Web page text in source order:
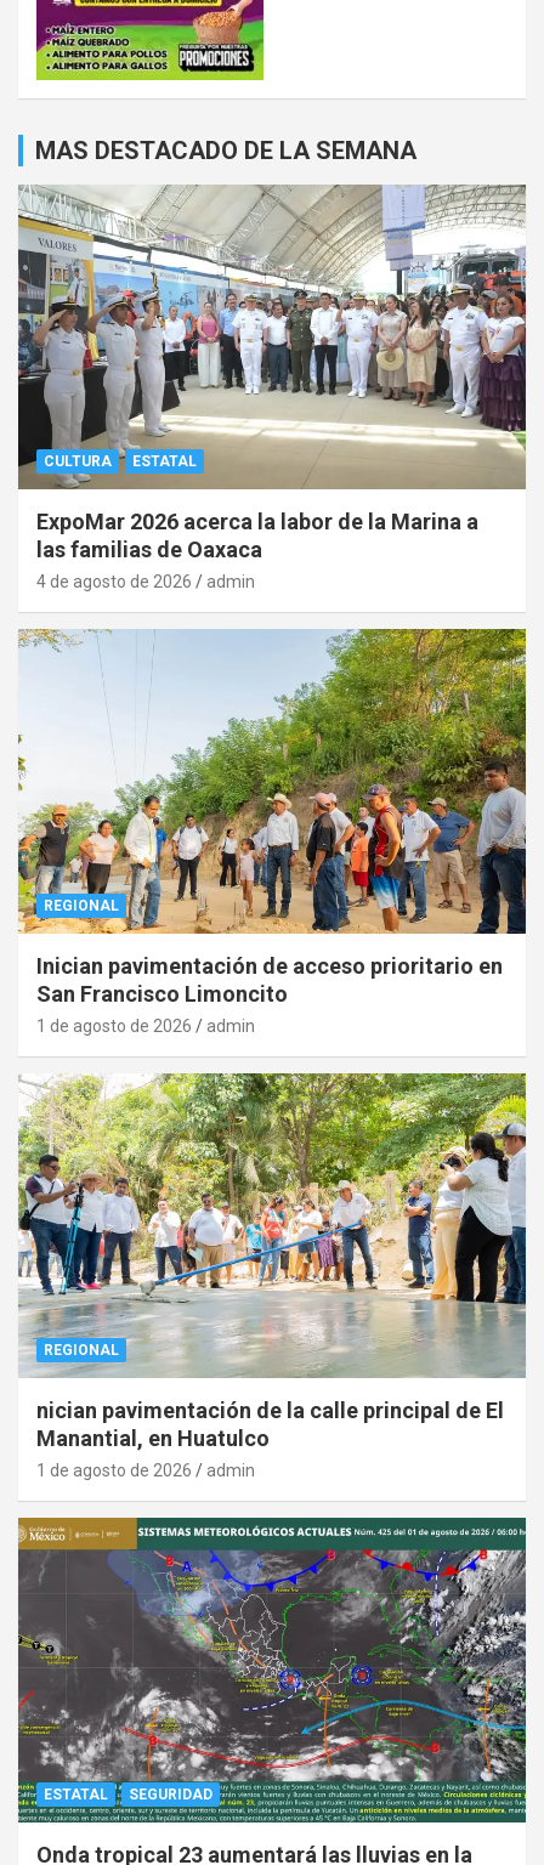
MAS DESTACADO DE LA SEMANA
CULTURA ESTATAL
ExpoMar 2026 acerca la labor de la Marina a
las familias de Oaxaca
4 de agosto de 2026 admin
REGIONAL
Inician pavimentación de acceso prioritario en
San Francisco Limoncito
1 de agosto de 2026 admin
REGIONAL
nician pavimentación de la calle principal de El
Manantial, en Huatulco
1 de agosto de 2026 admin
ESTATAL SEGURIDAD
Onda tropical 23 aumentará las lluvias en la